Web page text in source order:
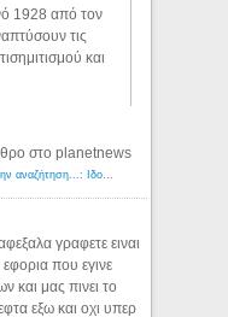
1928 από τον
τις
και
στο planetnews
Λόγιος Ερμής | Η γνώση ξεκινάει με την αναζήτηση...: Ιδού οι 18 που χρωστούν 11 δις ευρώ!
γραφετε ειναι
που εγινε
και μας πινει το
εξω και οχι υπερ